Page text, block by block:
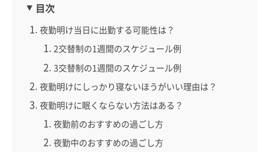
目次
夜勤明け当日に出勤する可能性は？
2交替制の1週間のスケジュール例
3交替制の1週間のスケジュール例
夜勤明けにしっかり寝ないほうがいい理由は？
夜勤明けに眠くならない方法はある？
夜勤前のおすすめの過ごし方
夜勤中のおすすめの過ごし方